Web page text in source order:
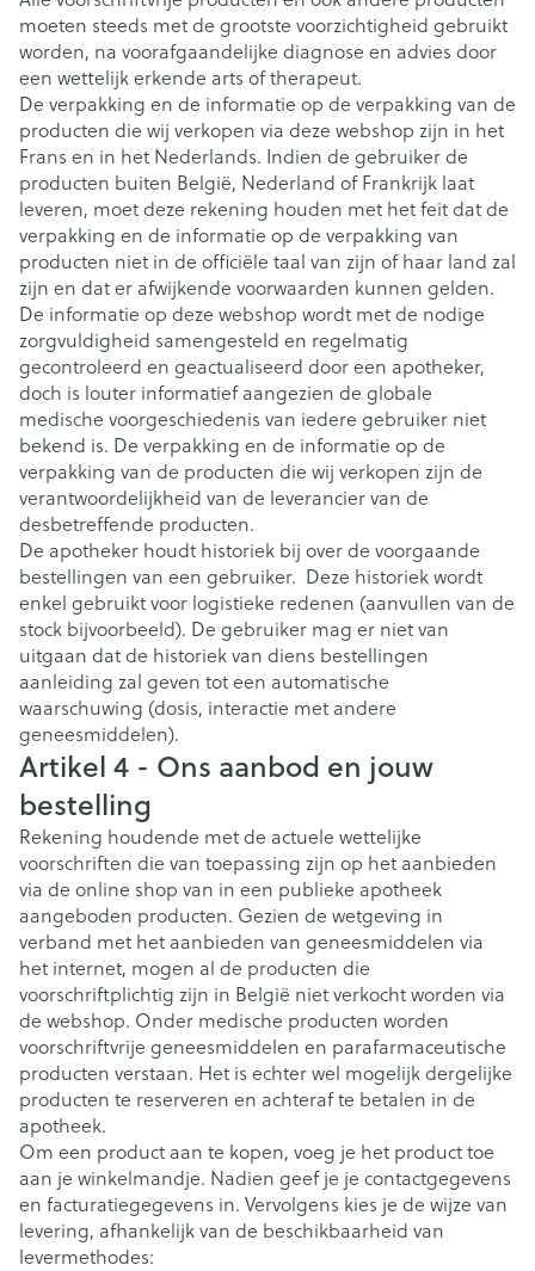
moeten steeds met de grootste voorzichtigheid gebruikt
worden, na voorafgaandelijke diagnose en advies door
een wettelijk erkende arts of therapeut.
De verpakking en de informatie op de verpakking van de
producten die wij verkopen via deze webshop zijn in het
Frans en in het Nederlands. Indien de gebruiker de
producten buiten België, Nederland of Frankrijk laat
leveren, moet deze rekening houden met het feit dat de
verpakking en de informatie op de verpakking van
producten niet in de officiële taal van zijn of haar land zal
zijn en dat er afwijkende voorwaarden kunnen gelden.
De informatie op deze webshop wordt met de nodige
zorgvuldigheid samengesteld en regelmatig
gecontroleerd en geactualiseerd door een apotheker,
doch is louter informatief aangezien de globale
medische voorgeschiedenis van iedere gebruiker niet
bekend is. De verpakking en de informatie op de
verpakking van de producten die wij verkopen zijn de
verantwoordelijkheid van de leverancier van de
desbetreffende producten.
De apotheker houdt historiek bij over de voorgaande
bestellingen van een gebruiker. Deze historiek wordt
enkel gebruikt voor logistieke redenen (aanvullen van de
stock bijvoorbeeld). De gebruiker mag er niet van
uitgaan dat de historiek van diens bestellingen
aanleiding zal geven tot een automatische
waarschuwing (dosis, interactie met andere
geneesmiddelen).
Artikel 4 - Ons aanbod en jouw
bestelling
Rekening houdende met de actuele wettelijke
voorschriften die van toepassing zijn op het aanbieden
via de online shop van in een publieke apotheek
aangeboden producten. Gezien de wetgeving in
verband met het aanbieden van geneesmiddelen via
het internet, mogen al de producten die
voorschriftplichtig zijn in België niet verkocht worden via
de webshop. Onder medische producten worden
voorschriftvrije geneesmiddelen en parafarmaceutische
producten verstaan. Het is echter wel mogelijk dergelijke
producten te reserveren en achteraf te betalen in de
apotheek.
Om een product aan te kopen, voeg je het product toe
aan je winkelmandje. Nadien geef je je contactgegevens
en facturatiegegevens in. Vervolgens kies je de wijze van
levering, afhankelijk van de beschikbaarheid van
levermethodes: